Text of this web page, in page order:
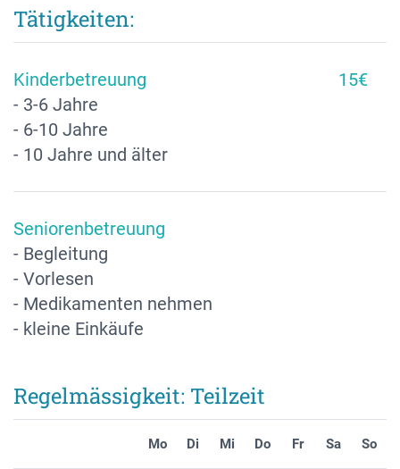
Tätigkeiten:
Kinderbetreuung
- 3-6 Jahre
- 6-10 Jahre
- 10 Jahre und älter
15€
Seniorenbetreuung
- Begleitung
- Vorlesen
- Medikamenten nehmen
- kleine Einkäufe
Regelmässigkeit: Teilzeit
Mo Di Mi Do Fr Sa So